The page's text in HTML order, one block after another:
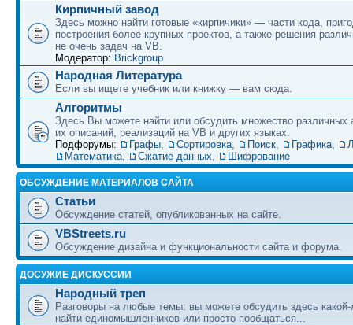
Кирпичный завод
Здесь можно найти готовые «кирпичики» — части кода,
построения более крупных проектов, а также решения
не очень задач на VB.
Модератор: Brickgroup
Народная Литература
Если вы ищете учебник или книжку — вам сюда.
Алгоритмы
Здесь Вы можете найти или обсудить множество различных
их описаний, реализаций на VB и других языках.
Подфорумы:
Графы, Сортировка, Поиск, Графика,
Математика, Сжатие данных, Шифрование
ОБСУЖДЕНИЕ МАТЕРИАЛОВ САЙТА
Статьи
Обсуждение статей, опубликованных на сайте.
VBStreets.ru
Обсуждение дизайна и функциональности сайта и форума.
ДОСУЖИЕ ДИСКУССИИ
Народный треп
Разговоры на любые темы: вы можете обсудить здесь какой-
найти единомышленников или просто пообщаться...